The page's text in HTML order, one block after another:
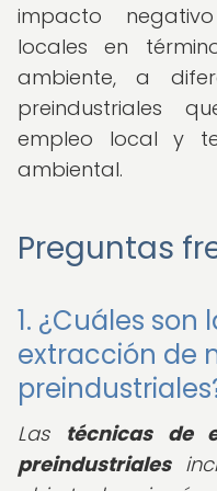
impacto
locales en
ambiente, a
preindustriales
empleo local y
ambiental.
Preguntas
1. ¿Cuáles
extracción de
Las técnicas de
preindustriales